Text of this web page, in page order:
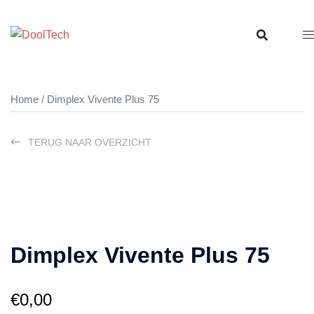
naar
Home / Dimplex Vivente Plus 75
TERUG NAAR OVERZICHT
Dimplex Vivente Plus 75
€0,00